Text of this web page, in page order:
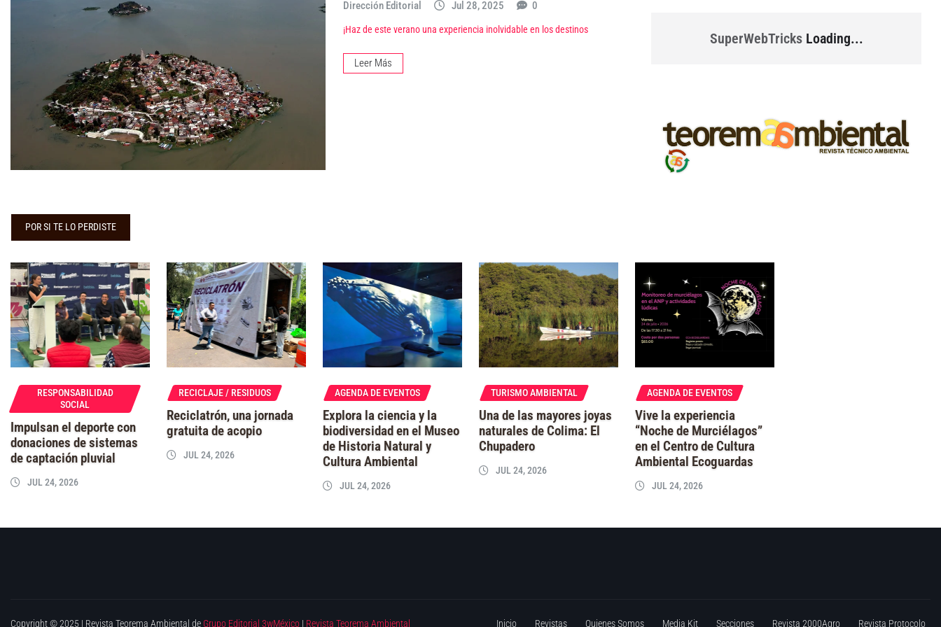
Dirección Editorial Jul 28, 2025 0
¡Haz de este verano una experiencia inolvidable en los destinos
Leer Más
SuperWebTricksLoading...
POR SI TE LO PERDISTE
RESPONSABILIDAD
SOCIAL
Impulsan el deporte con
donaciones de sistemas
de captación pluvial
JUL 24, 2026
RECICLAJE / RESIDUOS
Reciclatrón, una jornada
gratuita de acopio
JUL 24, 2026
AGENDA DE EVENTOS
Explora la ciencia y la
biodiversidad en el Museo
de Historia Natural y
Cultura Ambiental
JUL 24, 2026
TURISMO AMBIENTAL
Una de las mayores joyas
naturales de Colima: El
Chupadero
JUL 24, 2026
AGENDA DE EVENTOS
Vive la experiencia
“Noche de Murciélagos”
en el Centro de Cultura
Ambiental Ecoguardas
JUL 24, 2026
Copyright © 2025 | Revista Teorema Ambiental de Grupo Editorial 3wMéxico | Revista Teorema Ambiental Inicio Revistas Quienes Somos Media Kit Secciones Revista 2000Agro Revista Protocolo